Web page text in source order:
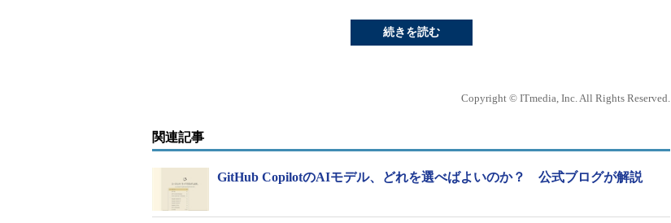
続きを読む
Copyright © ITmedia, Inc. All Rights Reserved.
関連記事
GitHub CopilotのAIモデル、どれを選べばよいのか？ 公式ブログが解説